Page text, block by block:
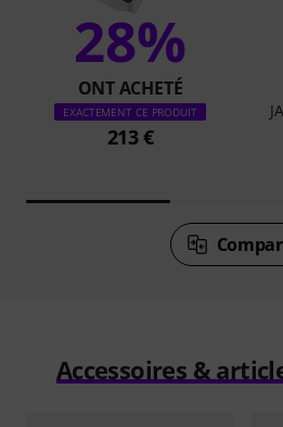
28%
ONT ACHETÉ
EXACTEMENT CE PRODUIT
213 €
Accessoires &